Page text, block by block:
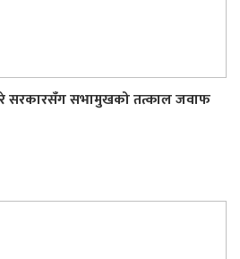
सरकारसँग सभामुखको तत्काल जवाफ